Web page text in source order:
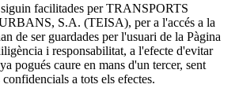
facilitades per TRANSPORTS
S.A. (TEISA), per a l'accés a la
de ser guardades per l'usuari de la Pàgina
i responsabilitat, a l'efecte d'evitar
pogués caure en mans d'un tercer, sent
confidencials a tots els efectes.